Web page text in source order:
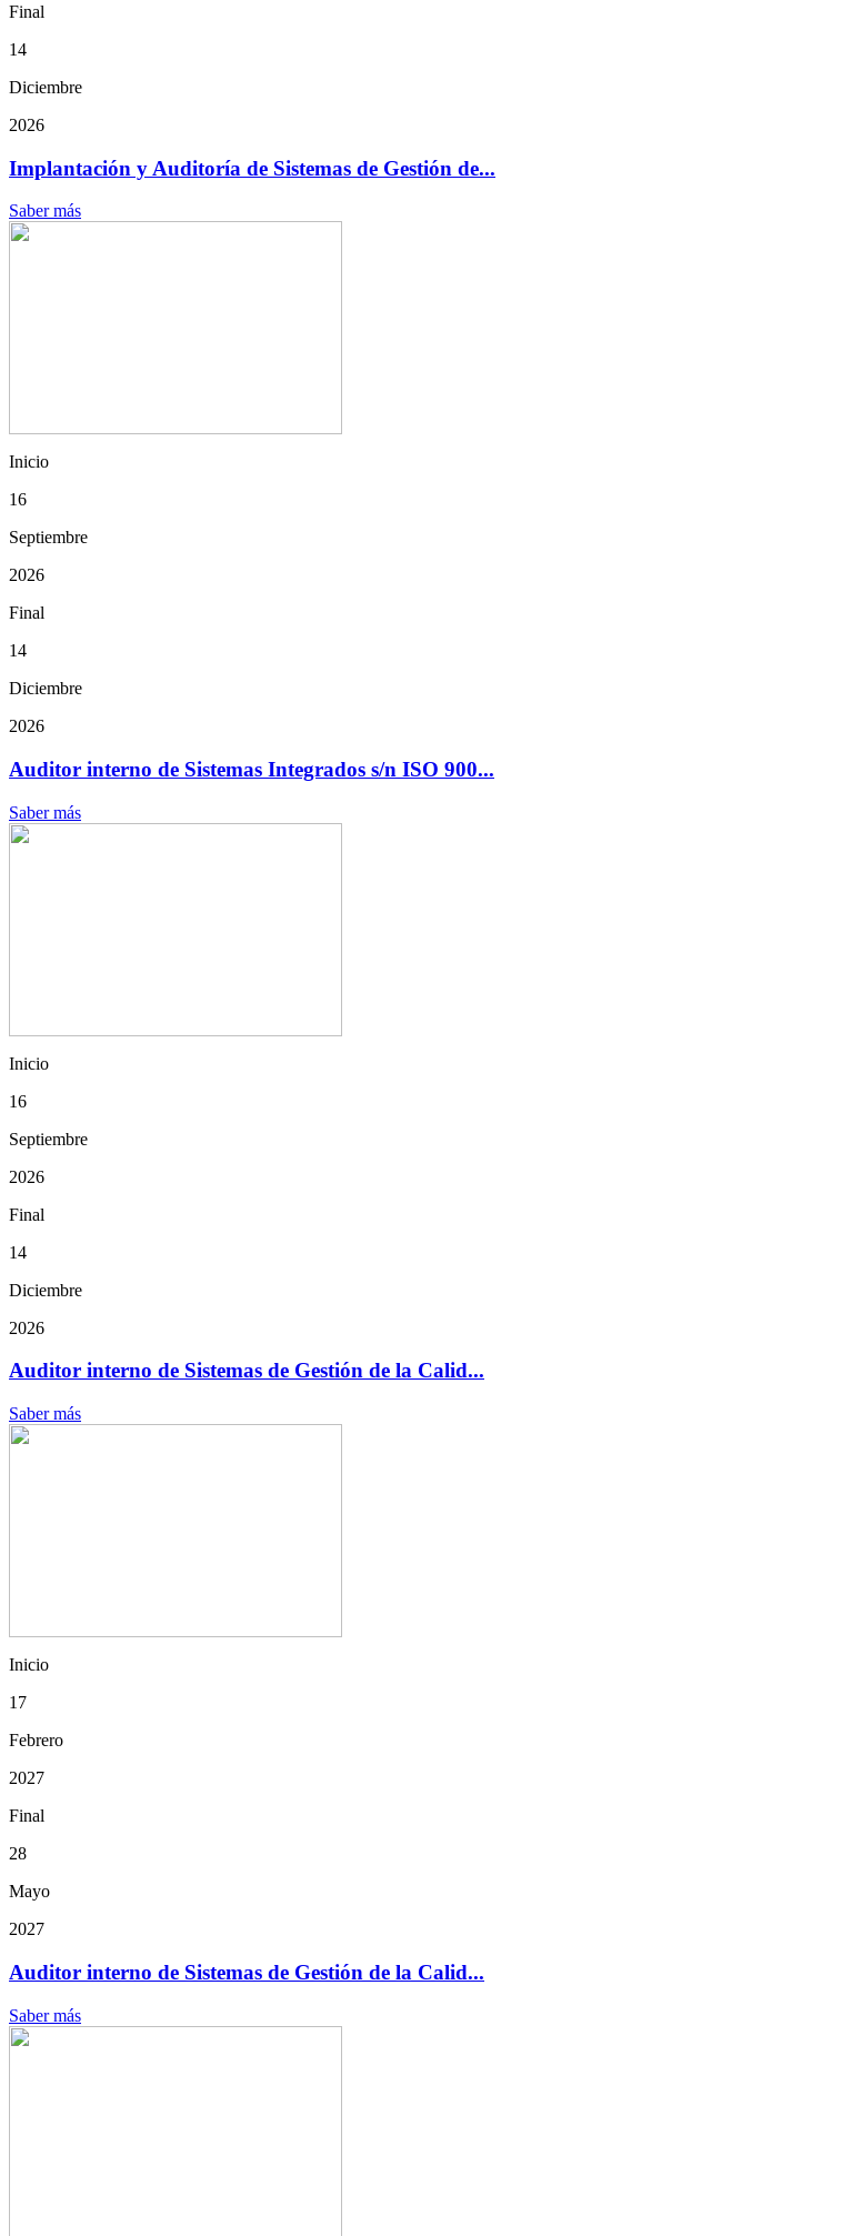
Final
14
Diciembre
2026
Implantación y Auditoría de Sistemas de Gestión de...
Saber más
Inicio
16
Septiembre
2026
Final
14
Diciembre
2026
Auditor interno de Sistemas Integrados s/n ISO 900...
Saber más
Inicio
16
Septiembre
2026
Final
14
Diciembre
2026
Auditor interno de Sistemas de Gestión de la Calid...
Saber más
Inicio
17
Febrero
2027
Final
28
Mayo
2027
Auditor interno de Sistemas de Gestión de la Calid...
Saber más